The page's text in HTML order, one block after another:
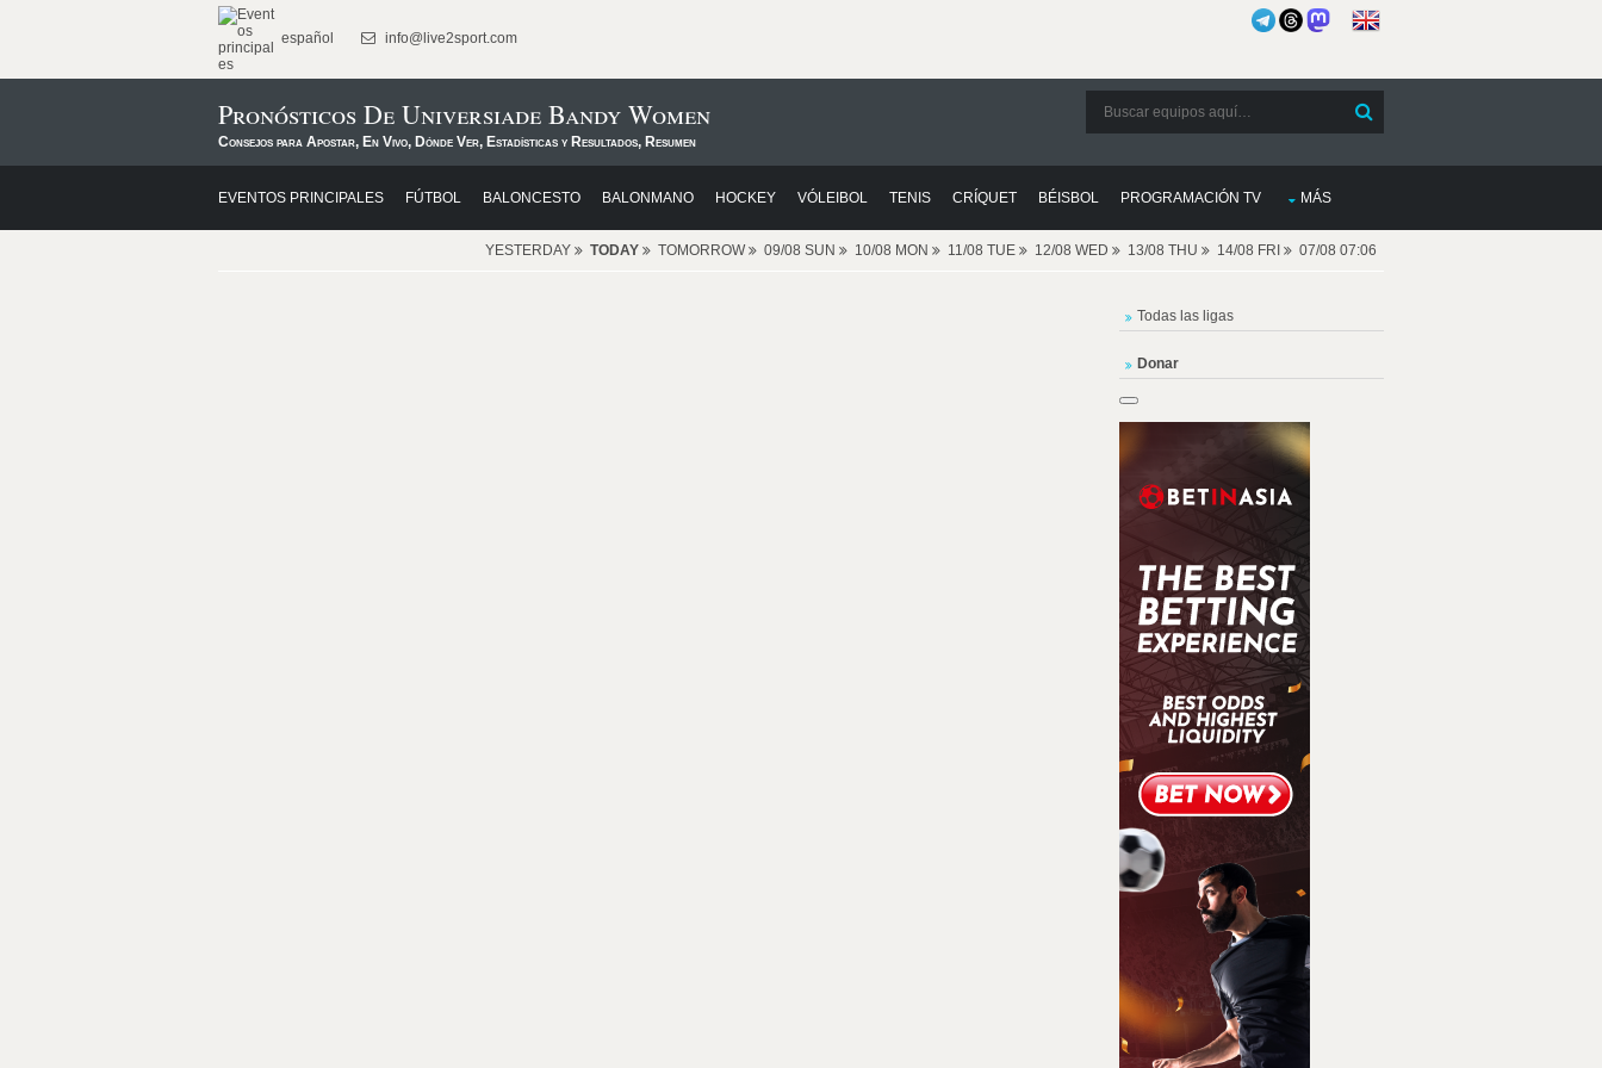
español info@live2sport.com
Pronósticos De Universiade Bandy Women
Consejos para Apostar, En Vivo, Dónde Ver, Estadísticas y Resultados, Resumen
EVENTOS PRINCIPALES FÚTBOL BALONCESTO BALONMANO HOCKEY VÓLEIBOL TENIS CRÍQUET BÉISBOL PROGRAMACIÓN TV MÁS
YESTERDAY TODAY TOMORROW 09/08 SUN 10/08 MON 11/08 TUE 12/08 WED 13/08 THU 14/08 FRI 07/08 07:06
Todas las ligas
Donar